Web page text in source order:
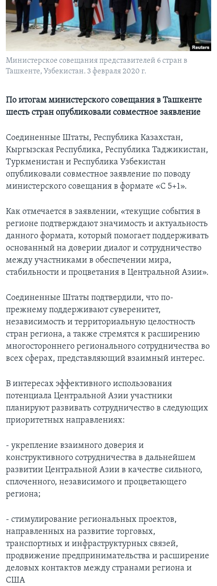
Learning English
СОЦИАЛЬНЫЕ СЕТИ
Министерское совещания представителей 6 стран в
Ташкенте, Узбекистан. 3 февраля 2020 г.
По итогам министерского совещания в Ташкенте
шесть стран опубликовали совместное заявление
Соединенные Штаты, Республика Казахстан,
Кыргызская Республика, Республика Таджикистан,
Туркменистан и Республика Узбекистан
опубликовали совместное заявление по поводу
министерского совещания в формате «С 5+1».
Как отмечается в заявлении, «текущие события в
регионе подтверждают значимость и актуальность
данного формата, который помогает поддерживать
основанный на доверии диалог и сотрудничество
между участниками в обеспечении мира,
стабильности и процветания в Центральной Азии».
Соединенные Штаты подтвердили, что по-
прежнему поддерживают суверенитет,
независимость и территориальную целостность
стран региона, а также стремятся к расширению
многостороннего регионального сотрудничества во
всех сферах, представляющий взаимный интерес.
В интересах эффективного использования
потенциала Центральной Азии участники
планируют развивать сотрудничество в следующих
приоритетных направлениях:
- укрепление взаимного доверия и
конструктивного сотрудничества в дальнейшем
развитии Центральной Азии в качестве сильного,
сплоченного, независимого и процветающего
региона;
- стимулирование региональных проектов,
направленных на развитие торговых,
транспортных и инфраструктурных связей,
продвижение предпринимательства и расширение
деловых контактов между странами региона и
США